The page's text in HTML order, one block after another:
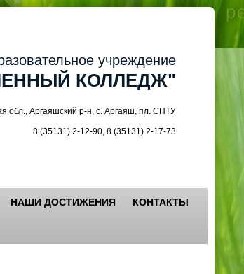
учреждение
КОЛЛЕДЖ"
Аргаяшский р-н, с. Аргаяш, пл. СПТУ
8 (35131) 2-12-90, 8 (35131) 2-17-73
НАШИ ДОСТИЖЕНИЯ КОНТАКТЫ